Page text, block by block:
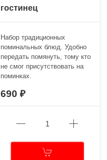
гостинец
Набор традиционных
поминальных блюд. Удобно
передать помянуть, тому кто
не смог присутствовать на
поминках.
690